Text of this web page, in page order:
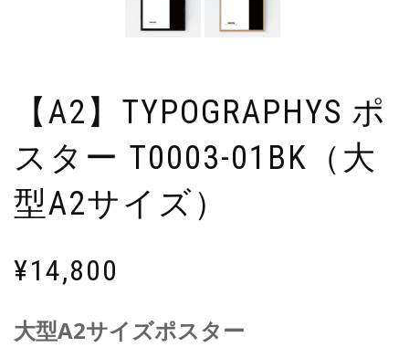
【A2】TYPOGRAPHYS ポ
スター T0003-01BK（大
型A2サイズ）
¥14,800
大型A2サイズポスター